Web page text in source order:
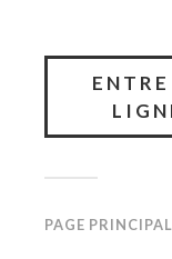
ENTRE
PAGE